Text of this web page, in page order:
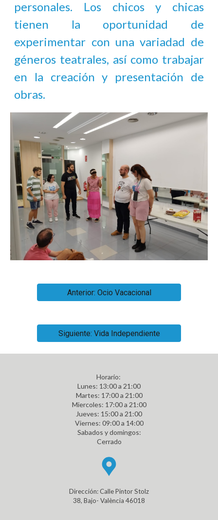
personales. Los chicos y chicas
tienen la oportunidad de
experimentar con una variadad de
géneros teatrales, así como trabajar
en la creación y presentación de
obras.
Anterior: Ocio Vacacional
Siguiente: Vida Independiente
Horario:
L unes: 13:00 a 21:00
Martes: 17:00 a 21:00
Miercoles: 17:00 a 21:00
Jueves: 15:00 a 21:00
Viernes: 09:00 a 14:00
Sabados y domingos:
Cerrado
Dirección: Calle Pintor Stolz
38, Bajo- València 46018